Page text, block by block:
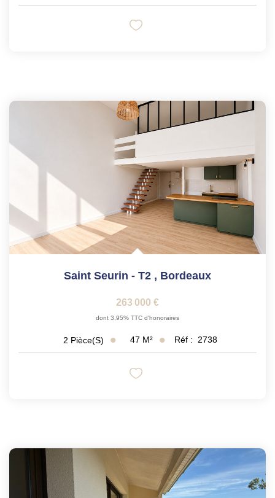
Saint Seurin - T2 , Bordeaux
263 000 €
dont 3,95% TTC d'honoraires
2 Pièce(s) 47 M² Réf : 2738